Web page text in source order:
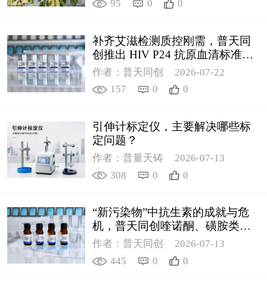
95
0 0
补齐艾滋检测质控刚需，普天同
创推出 HIV P24 抗原血清标准物
质
作者：普天同创
2026-07-22
157
0 0
引伸计标定仪，主要解决哪些标
定问题？
作者：普量天铸
2026-07-13
308
0 0
“新污染物”中抗生素的成就与危
机，普天同创喹诺酮、磺胺类质
控新品筑牢环境安全防线
作者：普天同创
2026-07-13
445
0 0